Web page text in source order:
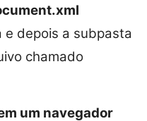
depois a subpasta
chamado
um navegador